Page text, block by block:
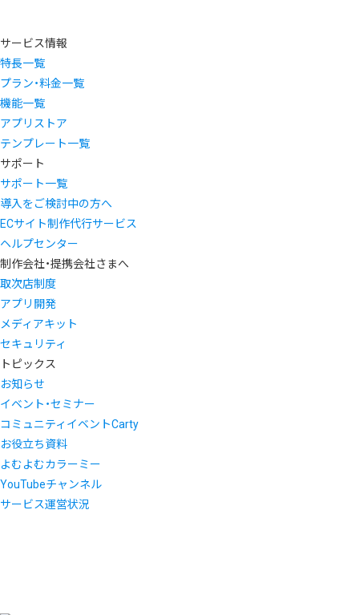
サービス情報
特長一覧
プラン・料金一覧
機能一覧
アプリストア
テンプレート一覧
サポート
サポート一覧
導入をご検討中の方へ
ECサイト制作代行サービス
ヘルプセンター
制作会社・提携会社さまへ
取次店制度
アプリ開発
メディアキット
セキュリティ
トピックス
お知らせ
イベント・セミナー
コミュニティイベントCarty
お役立ち資料
よむよむカラーミー
YouTubeチャンネル
サービス運営状況